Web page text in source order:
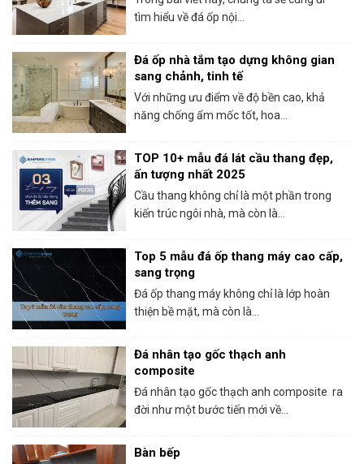
tìm hiểu về đá ốp nội...
Đá ốp nhà tắm tạo dựng không gian
sang chảnh, tinh tế
Với những ưu điểm về độ bền cao, khả
năng chống ẩm mốc tốt, hoa...
TOP 10+ mẫu đá lát cầu thang đẹp,
ấn tượng nhất 2025
Cầu thang không chỉ là một phần trong
kiến trúc ngôi nhà, mà còn là...
Top 5 mẫu đá ốp thang máy cao cấp,
sang trọng
Đá ốp thang máy không chỉ là lớp hoàn
thiện bề mặt, mà còn là...
Đá nhân tạo gốc thạch anh
composite
Đá nhân tạo gốc thạch anh composite ra
đời như một bước tiến mới về...
Bàn bếp